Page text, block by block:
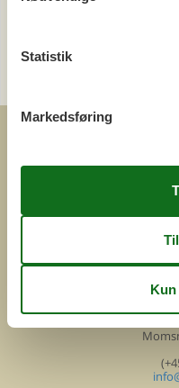
Alle
DK-
Statistik
Markedsføring